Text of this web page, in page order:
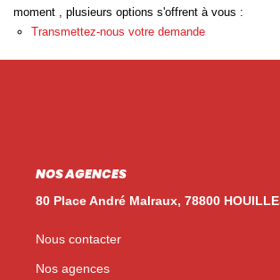
Nos Actualités
moment , plusieurs options s'offrent à vous :
Transmettez-nous votre demande
NOS AGENCES
80 Place André Malraux, 78800
Nous contacter
Nos agences